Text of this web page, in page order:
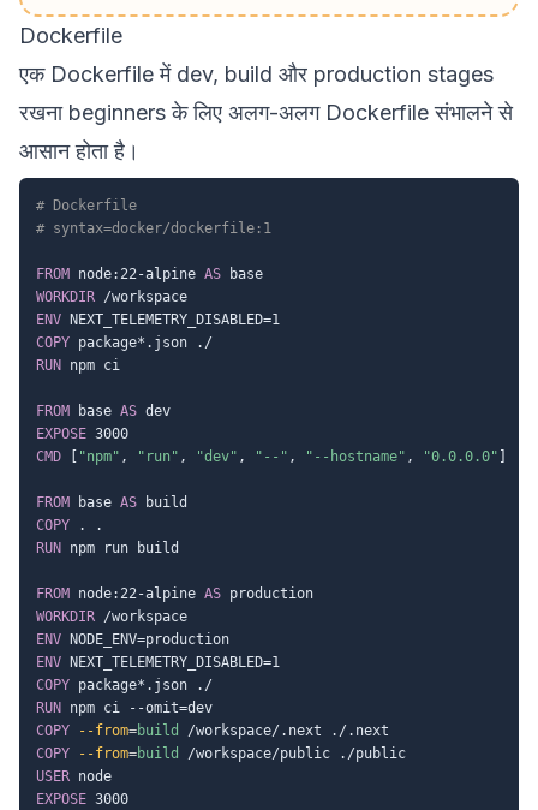
Dockerfile
एक Dockerfile में dev, build और production stages
रखना beginners के लिए अलग-अलग Dockerfile संभालने से
आसान होता है।
# Dockerfile
# syntax=docker/dockerfile:1
FROM node:22-alpine AS base
WORKDIR /workspace
ENV NEXT_TELEMETRY_DISABLED=1
COPY package*.json ./
RUN npm ci
FROM base AS dev
EXPOSE 3000
CMD
"npm" , "run" , "dev" , "--" , "--hostname" , "0.0.0.0"
FROM base AS build
COPY . .
RUN npm run build
FROM node:22-alpine AS production
WORKDIR /workspace
ENV NODE_ENV=production
ENV NEXT_TELEMETRY_DISABLED=1
COPY package*.json ./
RUN npm ci --omit=dev
COPY
--from=build
/workspace/.next ./.next
COPY
--from=build
/workspace/public ./public
USER node
EXPOSE 3000